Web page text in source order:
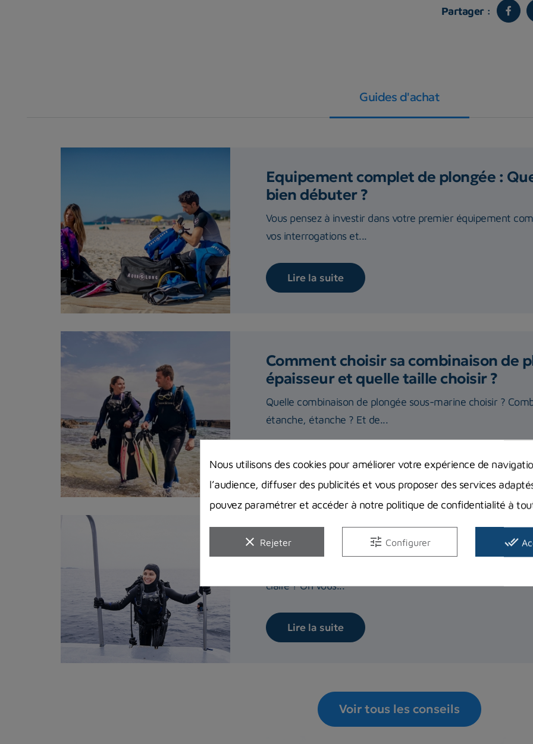
Partager :
Guides d'achat
Equipement complet de plongée :
bien débuter ?
Vous pensez à investir dans votre premier équipement
vos interrogations et...
Lire la suite
Comment choisir sa combinaison de
épaisseur et quelle taille choisir ?
Quelle combinaison de plongée sous-marine choisir ?
étanche, étanche ? Et de...
Lire la suite
Comment laver, rincer et sécher sa
Comment laver sa combinaison ? Faut-il des produits
claire ? On vous...
Lire la suite
Voir tous les conseils
Nous utilisons des cookies pour améliorer votre expérience de
l’audience, diffuser des publicités et vous proposer des services
pouvez paramétrer et accéder à notre politique de confidentialité à
clear Rejeter tune Configurer done_all